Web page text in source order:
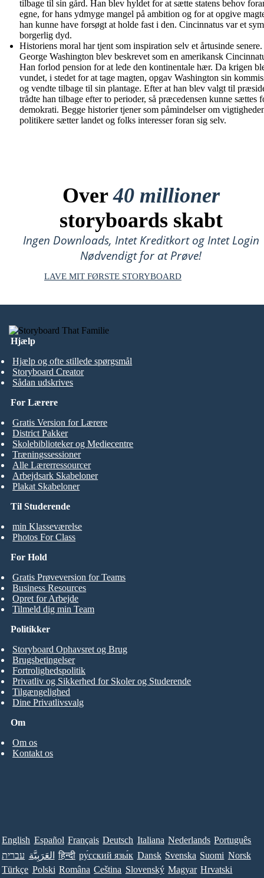
tilbage til sin gård. Han blev hyldet for at sætte statens behov
egne, for hans ydmyge mangel på ambition og for at opgive
han kunne have forsøgt at holde fast i den. Cincinnatus var et
borgerlig dyd.
Historiens moral har tjent som inspiration selv et årtusinde senere.
George Washington blev beskrevet som en amerikansk
Han forlod pension for at lede den kontinentale hær. Da krigen
vundet, i stedet for at tage magten, opgav Washington sin
og vendte tilbage til sin plantage. Efter at han blev valgt til
trådte han tilbage efter to perioder, så præcedensen kunne sættes
demokrati. Begge historier tjener som påmindelser om
politikere sætter landet og folks interesser foran sig selv.
Over40 millioner
storyboards skabt
Ingen Downloads, Intet Kreditkort og Intet Login
Nødvendigt for at Prøve!
LAVE MIT FØRSTE STORYBOARD
Hjælp
Hjælp og ofte stillede spørgsmål
Storyboard Creator
Sådan udskrives
Til Studerende
min Klasseværelse
Photos For Class
For Lærere
Gratis Version for Lærere
District Pakker
Skolebiblioteker og Mediecentre
Træningssessioner
Alle Lærerressourcer
Arbejdsark Skabeloner
Plakat Skabeloner
For Hold
Gratis Prøveversion for Teams
Business Resources
Opret for Arbejde
Tilmeld dig min Team
Om
Om os
Kontakt os
Politikker
Storyboard Ophavsret og Brug
Brugsbetingelser
Fortrolighedspolitik
Privatliv og Sikkerhed for Skoler og Studerende
Tilgængelighed
Dine Privatlivsvalg
English Español Français Deutsch Italiana Nederlands Português
עברית العَرَبِيَّة हिन्दी ру́сский язы́к Dansk Svenska Suomi Norsk
Türkçe Polski Româna Ceština Slovenský Magyar Hrvatski